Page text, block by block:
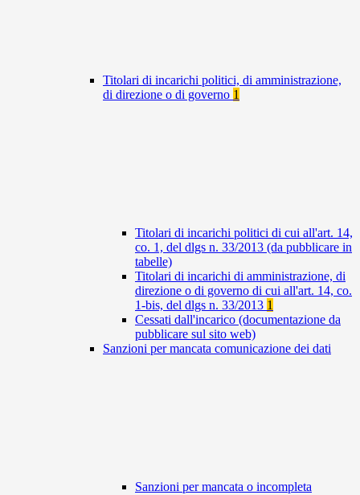
Titolari di incarichi politici, di amministrazione,
di direzione o di governo 1
Titolari di incarichi politici di cui all'art. 14,
co. 1, del dlgs n. 33/2013 (da pubblicare in
tabelle)
Titolari di incarichi di amministrazione, di
direzione o di governo di cui all'art. 14, co.
1-bis, del dlgs n. 33/2013 1
Cessati dall'incarico (documentazione da
pubblicare sul sito web)
Sanzioni per mancata comunicazione dei dati
Sanzioni per mancata o incompleta